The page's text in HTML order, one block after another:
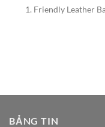
1. Friendly Leather
BẢNG TIN